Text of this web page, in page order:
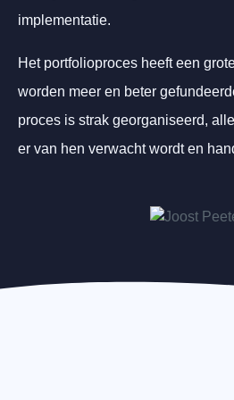
implementatie.
Het portfolioproces heeft een
worden meer en beter
proces is strak georganiseerd,
er van hen verwacht wordt en